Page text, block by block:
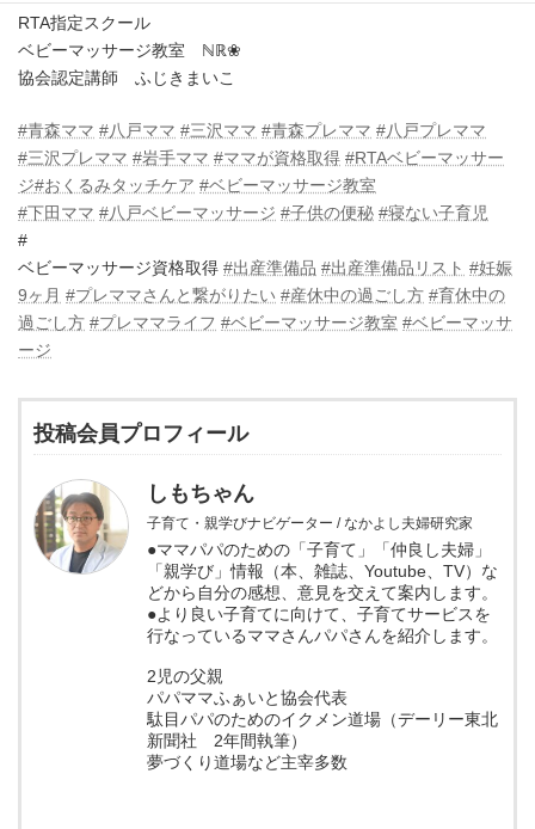
RTA指定スクール
ベビーマッサージ教室 ℕℝ❀
協会認定講師 ふじきまいこ
#青森ママ #八戸ママ #三沢ママ #青森プレママ #八戸プレママ
#三沢プレママ #岩手ママ #ママが資格取得 #RTAベビーマッサー
ジ#おくるみタッチケア #ベビーマッサージ教室
#下田ママ #八戸ベビーマッサージ #子供の便秘 #寝ない子育児
#
ベビーマッサージ資格取得 #出産準備品 #出産準備品リスト #妊娠
9ヶ月 #プレママさんと繋がりたい #産休中の過ごし方 #育休中の
過ごし方 #プレママライフ #ベビーマッサージ教室 #ベビーマッサ
ージ
投稿会員プロフィール
しもちゃん
子育て・親学びナビゲーター / なかよし夫婦研究家
●ママパパのための「子育て」「仲良し夫婦」
「親学び」情報（本、雑誌、Youtube、TV）な
どから自分の感想、意見を交えて案内します。
●より良い子育てに向けて、子育てサービスを
行なっているママさんパパさんを紹介します。
2児の父親
パパママふぁいと協会代表
駄目パパのためのイクメン道場（デーリー東北
新聞社 2年間執筆）
夢づくり道場など主宰多数